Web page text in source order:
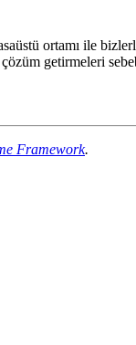
ortamı ile
çözüm getirmeleri
Framework.